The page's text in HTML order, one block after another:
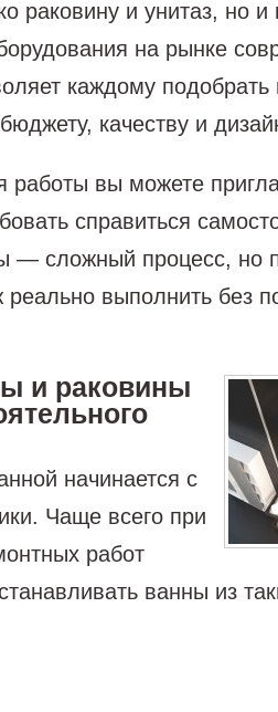
раковину и унитаз, но и
на рынке
каждому
качеству и
вы можете
справиться
— сложный процесс, но
реально выполнить без
и раковины
начинается с
Чаще всего при
работ
ванны из